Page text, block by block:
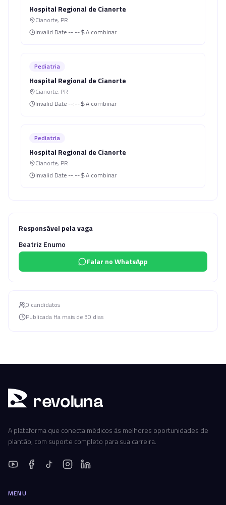
Hospital Regional de Cianorte
Cianorte, PR
Invalid Date --:-- A combinar
Pediatria
Hospital Regional de Cianorte
Cianorte, PR
Invalid Date --:-- A combinar
Pediatria
Hospital Regional de Cianorte
Cianorte, PR
Invalid Date --:-- A combinar
Responsável pela vaga
Beatriz Enumo
Falar no WhatsApp
0 candidatos
Publicada Ha mais de 30 dias
revoluna
A plataforma que conecta médicos às melhores oportunidades de
plantão, com suporte completo para sua carreira.
MENU